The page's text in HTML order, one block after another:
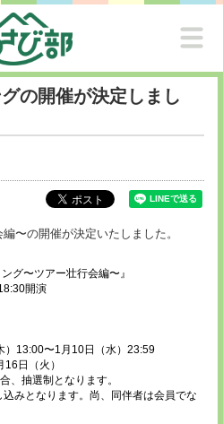
の開催が決定しまし
〜の開催が決定いたしました。
グ〜ツアー壮行会編〜』
開演
）13:00〜1月10日（水）23:59
日（火）
、抽選制となります。
みとなります。尚、同伴者は会員でな